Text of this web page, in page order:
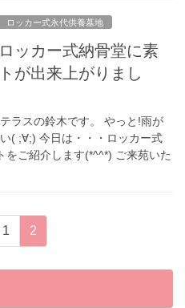
ッカー式永代供養墓地
ッカー式納骨堂に素
が出来上がりまし
ラスの鈴木です。 やっと!雨が
( ;∀;) 今日は・・・ロッカー式
をご紹介します(*^^*) ご来苑いた
ペ
ー
ジ
1
ペ
ー
ジ
2